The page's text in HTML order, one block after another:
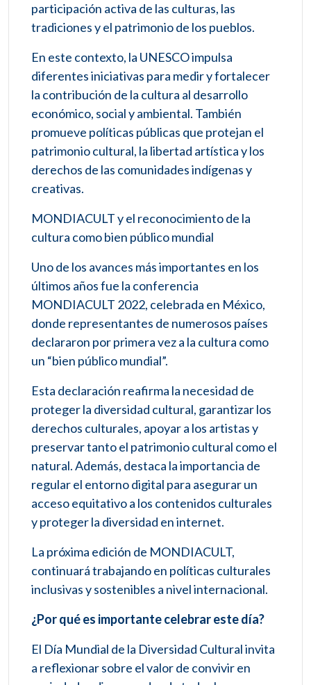
participación activa de las culturas, las
tradiciones y el patrimonio de los pueblos.
En este contexto, la UNESCO impulsa
diferentes iniciativas para medir y fortalecer
la contribución de la cultura al desarrollo
económico, social y ambiental. También
promueve políticas públicas que protejan el
patrimonio cultural, la libertad artística y los
derechos de las comunidades indígenas y
creativas.
MONDIACULT y el reconocimiento de la
cultura como bien público mundial
Uno de los avances más importantes en los
últimos años fue la conferencia
MONDIACULT 2022, celebrada en México,
donde representantes de numerosos países
declararon por primera vez a la cultura como
un “bien público mundial”.
Esta declaración reafirma la necesidad de
proteger la diversidad cultural, garantizar los
derechos culturales, apoyar a los artistas y
preservar tanto el patrimonio cultural como el
natural. Además, destaca la importancia de
regular el entorno digital para asegurar un
acceso equitativo a los contenidos culturales
y proteger la diversidad en internet.
La próxima edición de MONDIACULT,
continuará trabajando en políticas culturales
inclusivas y sostenibles a nivel internacional.
¿Por qué es importante celebrar este día?
El Día Mundial de la Diversidad Cultural invita
a reflexionar sobre el valor de convivir en